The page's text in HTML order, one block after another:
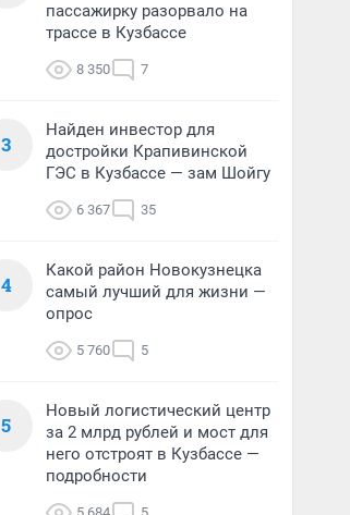
пассажирку разорвало на
трассе в Кузбассе
8 350 7
3
Найден инвестор для
достройки Крапивинской
ГЭС в Кузбассе — зам Шойгу
6 367 35
4
Какой район Новокузнецка
самый лучший для жизни —
опрос
5 760 5
5
Новый логистический центр
за 2 млрд рублей и мост для
него отстроят в Кузбассе —
подробности